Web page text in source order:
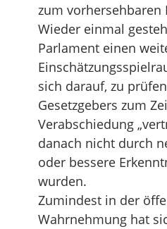
zum vorhersehbaren
Wieder einmal
Parlament einen
sich darauf, zu
Gesetzgebers zum
Verabschiedung
danach nicht durch
oder bessere
wurden.
Zumindest in der
Wahrnehmung hat